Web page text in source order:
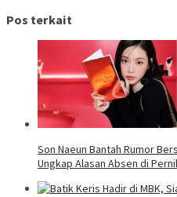
Pos terkait
Son Naeun Bantah Rumor
Ungkap Alasan Absen di